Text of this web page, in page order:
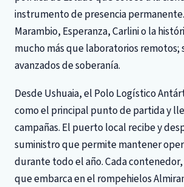
instrumento de presencia
Marambio, Esperanza, Carlini o la
mucho más que laboratorios remotos;
avanzados de soberanía.
Desde Ushuaia, el Polo Logístico
como el principal punto de partida y
campañas. El puerto local recibe y
suministro que permite mantener
durante todo el año. Cada
que embarca en el rompehielos